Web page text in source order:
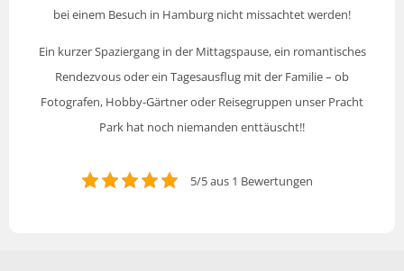
bei einem Besuch in Hamburg nicht missachtet werden!
Ein kurzer Spaziergang in der Mittagspause, ein romantisches
Rendezvous oder ein Tagesausflug mit der Familie – ob
Fotografen, Hobby-Gärtner oder Reisegruppen unser Pracht
Park hat noch niemanden enttäuscht!!
5/5 aus 1 Bewertungen